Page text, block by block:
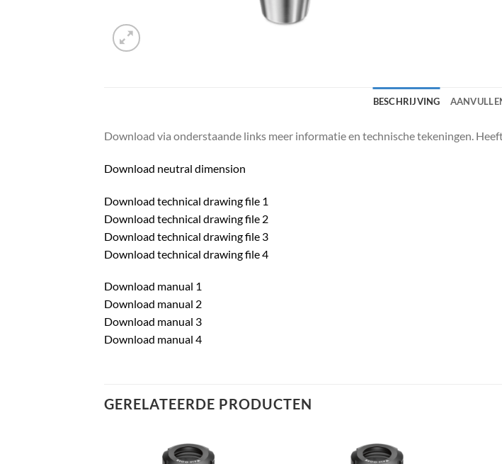
BESCHRIJVING
Download via onderstaande links meer informatie en technische tekeningen.
Download neutral dimension
Download technical drawing file 1
Download technical drawing file 2
Download technical drawing file 3
Download technical drawing file 4
Download manual 1
Download manual 2
Download manual 3
Download manual 4
GERELATEERDE PRODUCTEN